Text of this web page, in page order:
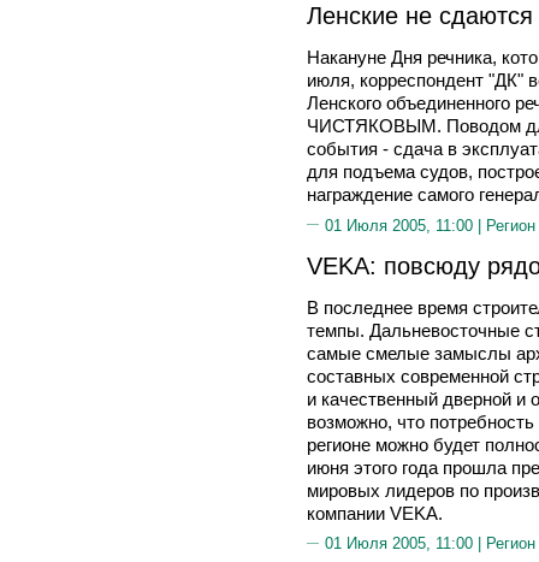
Ленские не сдаются
Накануне Дня речника,
июля, корреспондент "ДК"
Ленского объединенного
ЧИСТЯКОВЫМ. Поводом
события - сдача в
для подъема судов,
награждение самого
01 Июля 2005, 11:00 |
VEKA: повсюду
В последнее время
темпы. Дальневосточные
самые смелые замыслы
составных современной
и качественный дверной
возможно, что
регионе можно будет
июня этого года прошла
мировых лидеров по
компании VEKA.
01 Июля 2005, 11:00 |